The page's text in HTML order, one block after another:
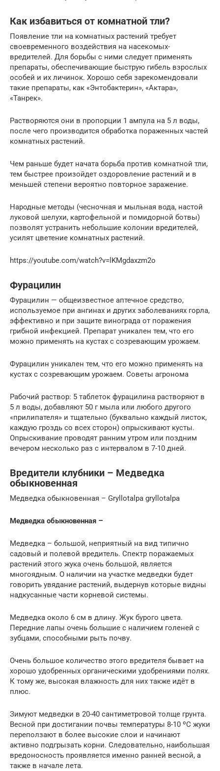
Как избавиться от комнатной тли?
Появление тли на комнатных растений требует
своевременного воздействия на насекомых-
вредителей. Для борьбы с ними следует применять
препараты, обеспечивающие быструю гибель взрослых
особей и их личинок. Хорошо себя зарекомендовали
такие препараты, как «Энтобактерин», «Актара»,
«Танрек».
Растворяются они в пропорции 1 ампула на 5 л воды,
после чего производится обработка пораженных частей
комнатных растений.
Чем раньше будет начата борьба против комнатной тли,
тем быстрее произойдет оздоровление растений и в
меньшей степени вероятно повторное заражение.
Народные методы (чесночная и мыльная вода, настой
луковой шелухи, картофельной и помидорной ботвы)
позволят устранить небольшие колонии вредителей,
усилят цветение комнатных растений.
https://youtube.com/watch?v=lKMgdaxzm2o
Фурацилин
Фурацилин — общеизвестное аптечное средство,
используемое при ангинах и других заболеваниях горла,
эффективно и при защите винограда от поражения
грибной инфекцией. Препарат уникален тем, что его
можно применять на кустах с созревающим урожаем.
Фурацилин уникален тем, что его можно применять на
кустах с созревающим урожаем. Cоветы агронома
Рабочий раствор: 5 таблеток фурацилина растворяют в
5 л воды, добавляют 50 г мыла или любого другого
«прилипателя» и тщательно (буквально каждый листок,
каждую гроздь со всех сторон) опрыскивают кусты.
Опрыскивание проводят ранним утром или поздним
вечером несколько раз с интервалом в 7-10 дней.
Вредители клубники – Медведка
обыкновенная
Медведка обыкновенная – Gryllotalpa gryllotalpa
Медведка обыкновенная –
Медведка – большой, неприятный на вид типично
садовый и полевой вредитель. Спектр поражаемых
растений этого жука очень большой, является
многоядным. О наличии на участке медведки будет
говорить увядание растений, выдернув которые видны
надкусанные части корневой системы.
Медведка около 6 см в длину. Жук бурого цвета.
Передние лапы очень большие с наличием голеней с
зубцами, способными рыть почву.
Очень большое количество этого вредителя бывает на
хорошо удобренных органическими удобрениями полях.
К тому же, высокая влажность для них также идёт в
плюс.
Зимуют медведки в 20-40 сантиметровой толще грунта.
Весной при достигании почвы температуры 8-10 ºС жуки
переползают в более высокие слои и начинают
активно подгрызать корни. Следовательно, наибольшая
вредоносность проявляется именно ранней весной, а
также в начале лета.